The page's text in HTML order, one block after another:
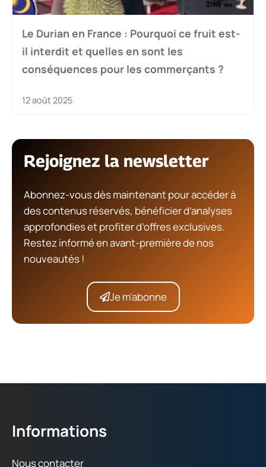
Le Durian en France : Pourquoi ce fruit est-
il interdit et quelles en sont les
conséquences pour les commerçants ?
12 août 2025
Rejoignez la newsletter
Abonnez-vous dès maintenant pour accéder à
des contenus réservés, bénéficier d’analyses
approfondies et profiter d’offres exclusives.
Restez informé en avant-première de nos
nouveautés !
Je m'abonne
Informations
Nous contacter